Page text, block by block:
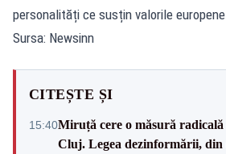
personalități ce susțin valorile
Sursa: Newsinn
CITEȘTE ȘI
15:40Miruță cere o măsură radicală
Cluj. Legea dezinformării, din